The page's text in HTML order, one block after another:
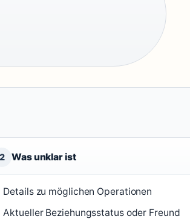
2 Was unklar ist
Details zu möglichen Operationen
Aktueller Beziehungsstatus oder Freund